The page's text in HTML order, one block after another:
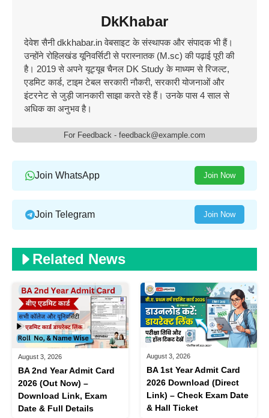
DkKhabar
देवेश सैनी dkkhabar.in वेबसाइट के संस्थापक और संपादक भी हैं।
उन्होंने रोहिलखंड यूनिवर्सिटी से परास्नातक (M.sc) की पढ़ाई पूरी की
है। 2019 से अपने यूट्यूब चैनल DK Study के माध्यम से रिजल्ट,
एडमिट कार्ड, टाइम टेबल सरकारी नौकरी, सरकारी योजनाओं और
इंटरनेट से जुड़ी जानकारी साझा करते रहे हैं। उनके पास 4 साल से
अधिक का अनुभव है।
For Feedback - feedback@example.com
Join WhatsApp Join Now
Join Telegram Join Now
Related News
August 3, 2026
BA 2nd Year Admit Card
2026 (Out Now) –
Download Link, Exam
Date & Full Details
August 3, 2026
BA 1st Year Admit Card
2026 Download (Direct
Link) – Check Exam Date
& Hall Ticket